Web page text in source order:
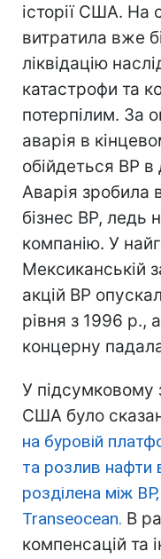
історії США. На
витратила вже
ліквідацію
катастрофи та
потерпілим. За
аварія в
обійдеться BP
Аварія зробила
бізнес BP, ледь
компанію. У
Мексиканській
акцій BP
рівня з 1996 р.,
концерну
У підсумковому
США було
на буровій
та розлив нафти
розділена між
Transeocean. В
компенсацій та